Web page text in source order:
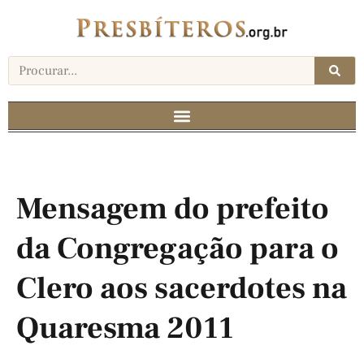
Mensagem do prefeito
da Congregação para o
Clero aos sacerdotes na
Quaresma 2011